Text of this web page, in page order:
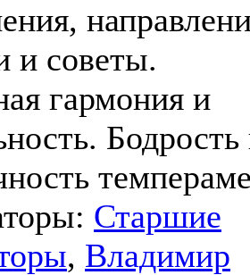
и советы.
гармония и
Бодрость
Старшие
, Владимир